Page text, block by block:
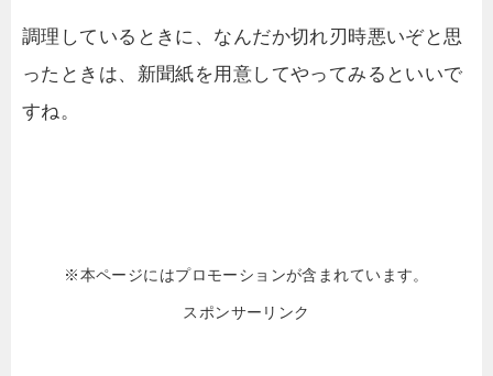
調理しているときに、なんだか切れ刃時悪いぞと思
ったときは、新聞紙を用意してやってみるといいで
すね。
※本ページにはプロモーションが含まれています。
スポンサーリンク